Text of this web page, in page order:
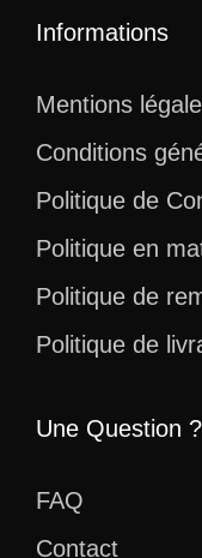
Informations
Mentions
Conditions
Politique de
Politique en
Politique de
Politique de
Une Question ?
FAQ
Contact